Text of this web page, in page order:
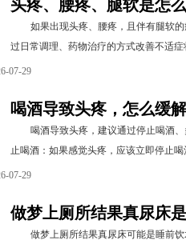
头疼、腰疼、腿软是怎
如果出现头疼、腰疼，且伴有腿软
过日常调理、药物治疗的方式改善不适
07-29
喝酒导致头疼，怎么缓解
喝酒导致头疼，建议通过停止喝酒
止喝酒：如果感觉头疼，应该立即停止
07-29
做梦上厕所结果真尿床
做梦上厕所结果真尿床可能是睡前